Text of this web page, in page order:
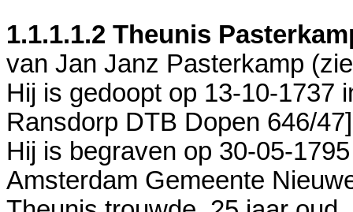
1.1.1.1.2 Theunis
van Jan Janz Pasterkamp
Hij is gedoopt op 13-10-1737
Ransdorp DTB Dopen 646/47
Hij is begraven op 30-05-
Amsterdam Gemeente